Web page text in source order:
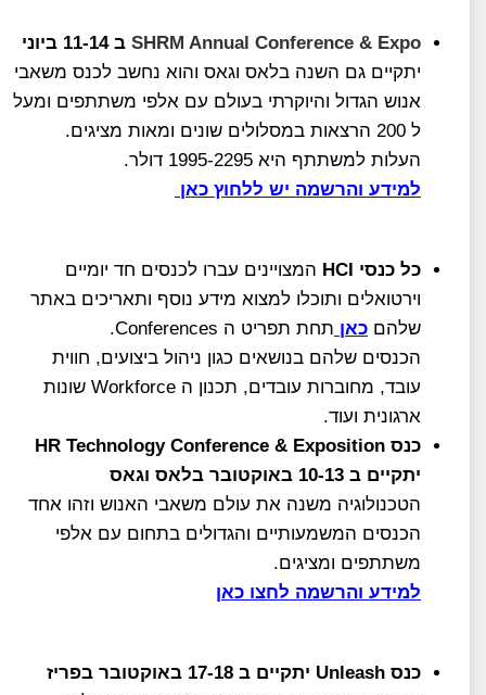
SHRM Annual Conference & Expoב 11-14 ביוני
יתקיים גם השנה בלאס וגאס והוא נחשב לכנס משאבי
אנוש הגדול והיוקרתי בעולם עם אלפי משתתפים ומעל
העלות למשתתף היא 1995-2295 דולר.
למידע והרשמה יש ללחוץ כאן
כל כנסי HCI
המצויינים עברו לכנסים חד יומיים
וירטואלים ותוכלו למצוא מידע נוסף ותאריכים באתר
שלהםכאן תחת תפריט ה Conferences.
הכנסים שלהם בנושאים כגון ניהול ביצועים, חווית
עובד, מחוברות עובדים, תכנון ה Workforce שונות
ארגונית ועוד.
כנס HR Technology Conference & Exposition
יתקיים ב 10-13 באוקטובר בלאס וגאס
הטכנולוגיה משנה את עולם משאבי האנוש וזהו אחד
הכנסים המשמעותיים והגדולים בתחום עם אלפי
משתתפים ומציגים.
למידע והרשמה לחצו כאן
כנס Unleash יתקיים ב 17-18 באוקטובר בפריז